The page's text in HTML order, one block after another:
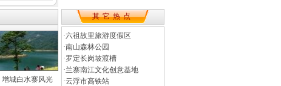
增城白水寨风光
其它热点
·六祖故里旅游度假区
·南山森林公园
·罗定长岗坡渡槽
·兰寨南江文化创意基地
·云浮市高铁站